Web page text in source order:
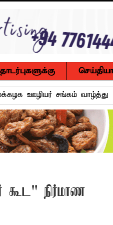
ஊழியர் சங்கம் வாழ்த்து
இலட்சம் ரூபா! ஹாஷிம்
கௌரவம்!
பொருத்தமற்ற
கூட" நிர்மாண